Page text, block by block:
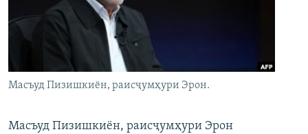
Масъуд Пизишкиён, раисҷумҳури Эрон.
Масъуд Пизишкиён, раисҷумҳури Эрон